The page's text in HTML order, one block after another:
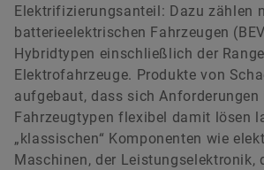
Elektrifizierungsanteil: Dazu zählen
batterieelektrischen Fahrzeugen
Hybridtypen einschließlich der
Elektrofahrzeuge. Produkte von
aufgebaut, dass sich Anforderungen
Fahrzeugtypen flexibel damit lösen
„klassischen“ Komponenten wie
Maschinen, der Leistungselektronik,